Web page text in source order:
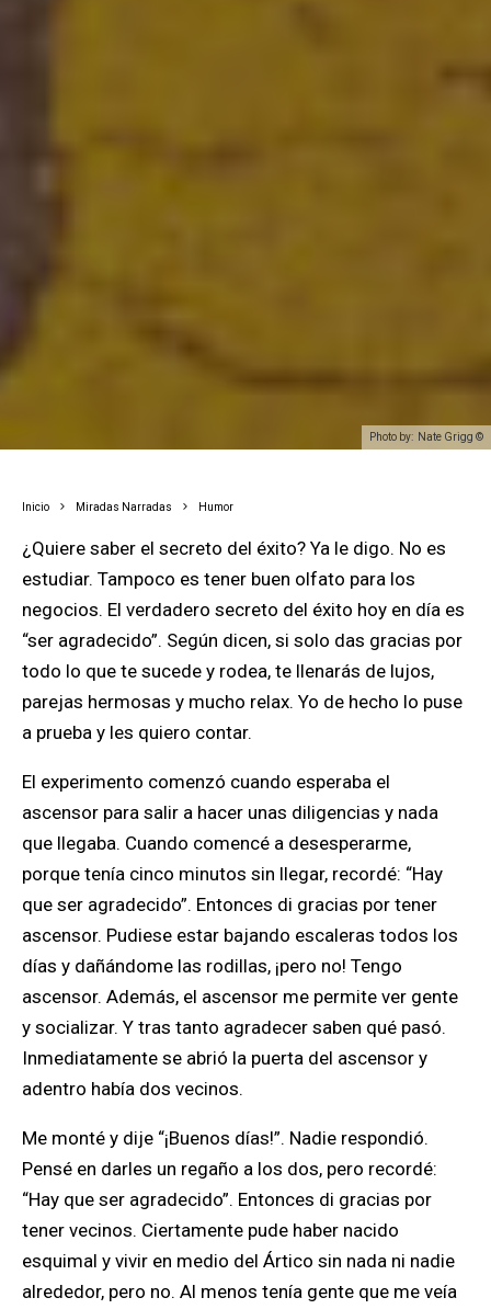
Photo by: Nate Grigg ©
Inicio Miradas Narradas Humor
¿Quiere saber el secreto del éxito? Ya le digo. No es
estudiar. Tampoco es tener buen olfato para los
negocios. El verdadero secreto del éxito hoy en día es
“ser agradecido”. Según dicen, si solo das gracias por
todo lo que te sucede y rodea, te llenarás de lujos,
parejas hermosas y mucho relax. Yo de hecho lo puse
a prueba y les quiero contar.
El experimento comenzó cuando esperaba el
ascensor para salir a hacer unas diligencias y nada
que llegaba. Cuando comencé a desesperarme,
porque tenía cinco minutos sin llegar, recordé: “Hay
que ser agradecido”. Entonces di gracias por tener
ascensor. Pudiese estar bajando escaleras todos los
días y dañándome las rodillas, ¡pero no! Tengo
ascensor. Además, el ascensor me permite ver gente
y socializar. Y tras tanto agradecer saben qué pasó.
Inmediatamente se abrió la puerta del ascensor y
adentro había dos vecinos.
Me monté y dije “¡Buenos días!”. Nadie respondió.
Pensé en darles un regaño a los dos, pero recordé:
“Hay que ser agradecido”. Entonces di gracias por
tener vecinos. Ciertamente pude haber nacido
esquimal y vivir en medio del Ártico sin nada ni nadie
alrededor, pero no. Al menos tenía gente que me veía